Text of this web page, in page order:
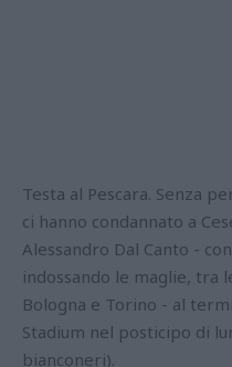
Testa al Pescara. Senza
ci hanno condannato a
Alessandro Dal Canto -
indossando le maglie, tra
Bologna e Torino - al
Stadium nel posticipo di
bianconeri).